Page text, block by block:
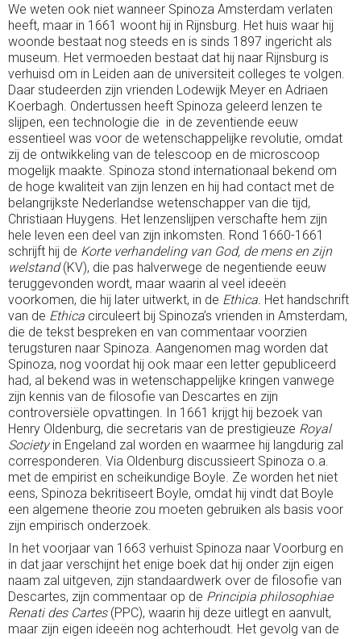
We weten ook niet wanneer Spinoza Amsterdam verlaten
heeft, maar in 1661 woont hij in Rijnsburg. Het huis waar hij
woonde bestaat nog steeds en is sinds 1897 ingericht als
museum. Het vermoeden bestaat dat hij naar Rijnsburg is
verhuisd om in Leiden aan de universiteit colleges te volgen.
Daar studeerden zijn vrienden Lodewijk Meyer en Adriaen
Koerbagh. Ondertussen heeft Spinoza geleerd lenzen te
slijpen, een technologie die in de zeventiende eeuw
essentieel was voor de wetenschappelijke revolutie, omdat
zij de ontwikkeling van de telescoop en de microscoop
mogelijk maakte. Spinoza stond internationaal bekend om
de hoge kwaliteit van zijn lenzen en hij had contact met de
belangrijkste Nederlandse wetenschapper van die tijd,
Christiaan Huygens. Het lenzenslijpen verschafte hem zijn
hele leven een deel van zijn inkomsten. Rond 1660-1661
schrijft hij de Korte verhandeling van God, de mens en zijn
welstand(KV), die pas halverwege de negentiende eeuw
teruggevonden wordt, maar waarin al veel ideeën
voorkomen, die hij later uitwerkt, in de Ethica. Het handschrift
van de Ethica circuleert bij Spinoza’s vrienden in Amsterdam,
die de tekst bespreken en van commentaar voorzien
terugsturen naar Spinoza. Aangenomen mag worden dat
Spinoza, nog voordat hij ook maar een letter gepubliceerd
had, al bekend was in wetenschappelijke kringen vanwege
zijn kennis van de filosofie van Descartes en zijn
controversiële opvattingen. In 1661 krijgt hij bezoek van
Henry Oldenburg, die secretaris van de prestigieuze Royal
Societyin Engeland zal worden en waarmee hij langdurig zal
corresponderen. Via Oldenburg discussieert Spinoza o.a.
met de empirist en scheikundige Boyle. Ze worden het niet
eens, Spinoza bekritiseert Boyle, omdat hij vindt dat Boyle
een algemene theorie zou moeten gebruiken als basis voor
zijn empirisch onderzoek.
In het voorjaar van 1663 verhuist Spinoza naar Voorburg en
in dat jaar verschijnt het enige boek dat hij onder zijn eigen
naam zal uitgeven, zijn standaardwerk over de filosofie van
Descartes, zijn commentaar op de Principia philosophiae
Renati des Cartes(PPC), waarin hij deze uitlegt en aanvult,
maar zijn eigen ideeën nog achterhoudt. Het gevolg van de